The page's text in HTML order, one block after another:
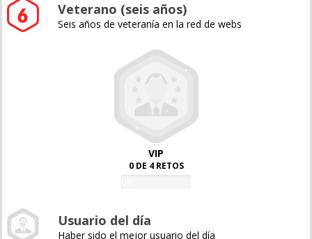
Veterano (seis años)
Seis años de veteranía en la red de webs
VIP
0 DE 4 RETOS
Usuario del día
Haber sido el mejor usuario del día